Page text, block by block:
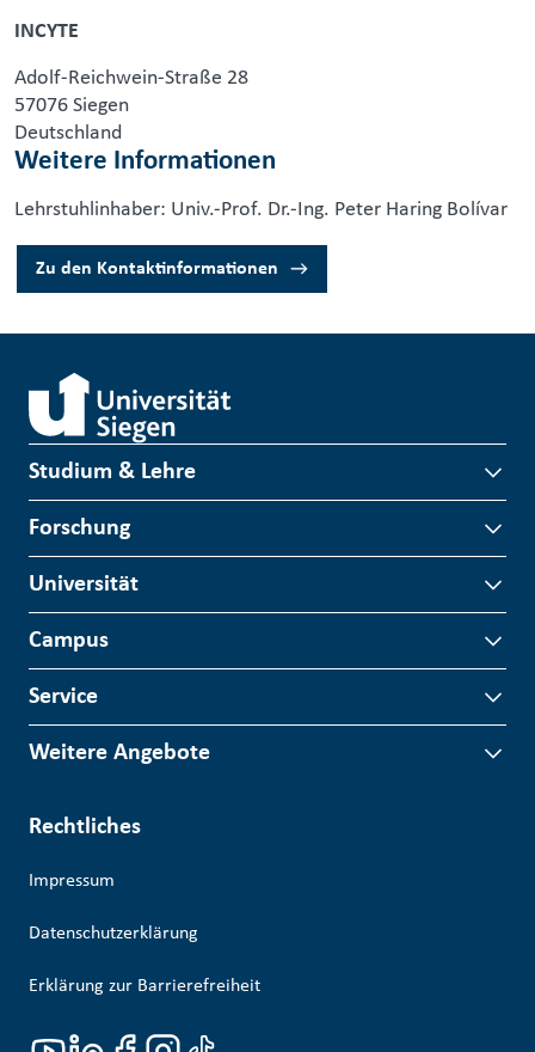
INCYTE
Adolf-Reichwein-Straße 28
57076 Siegen
Deutschland
Weitere Informationen
Lehrstuhlinhaber: Univ.-Prof. Dr.-Ing. Peter Haring Bolívar
Zu den Kontaktinformationen
Studium & Lehre
Forschung
Universität
Campus
Service
Weitere Angebote
Rechtliches
Impressum
Datenschutzerklärung
Erklärung zur Barrierefreiheit